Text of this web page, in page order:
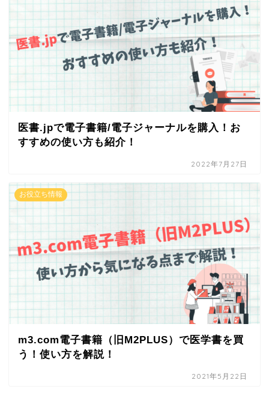
医書.jpで電子書籍/電子ジャーナルを購入！お
すすめの使い方も紹介！
2022年7月27日
お役立ち情報
m3.com電子書籍（旧M2PLUS）で医学書を買
う！使い方を解説！
2021年5月22日